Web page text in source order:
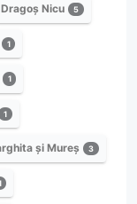
Dragoș Nicu 5
1
1
1
și Mureș 3